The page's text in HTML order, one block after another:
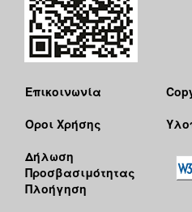
Επικοινωνία
Όροι Χρήσης
Δήλωση
Προσβασιμότητας
Πλοήγηση